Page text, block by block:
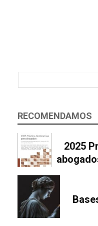
RECOMENDAMOS
2025